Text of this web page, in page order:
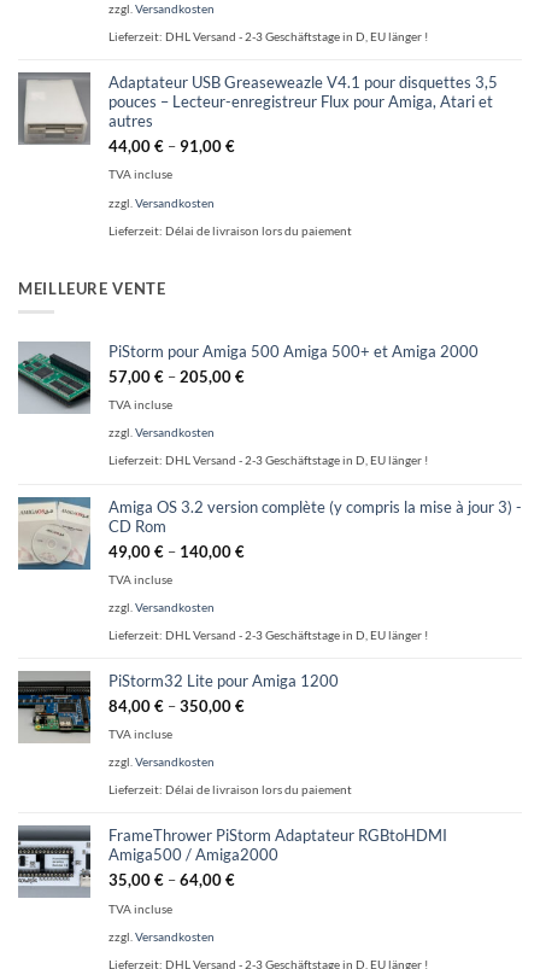
zzgl. Versandkosten
Lieferzeit: DHL Versand - 2-3 Geschäftstage in D, EU länger !
Adaptateur USB Greaseweazle V4.1 pour disquettes 3,5
pouces – Lecteur-enregistreur Flux pour Amiga, Atari et
autres
44,00€ –91,00€
TVA incluse
zzgl. Versandkosten
Lieferzeit: Délai de livraison lors du paiement
MEILLEURE VENTE
PiStorm pour Amiga 500 Amiga 500+ et Amiga 2000
57,00€ –205,00€
TVA incluse
zzgl. Versandkosten
Lieferzeit: DHL Versand - 2-3 Geschäftstage in D, EU länger !
Amiga OS 3.2 version complète (y compris la mise à jour 3) -
CD Rom
49,00€ – 140,00€
TVA incluse
zzgl. Versandkosten
Lieferzeit: DHL Versand - 2-3 Geschäftstage in D, EU länger !
PiStorm32 Lite pour Amiga 1200
84,00€ –350,00€
TVA incluse
zzgl. Versandkosten
Lieferzeit: Délai de livraison lors du paiement
FrameThrower PiStorm Adaptateur RGBtoHDMI
Amiga500 / Amiga2000
35,00€ –64,00€
TVA incluse
zzgl. Versandkosten
Lieferzeit: DHL Versand - 2-3 Geschäftstage in D, EU länger !